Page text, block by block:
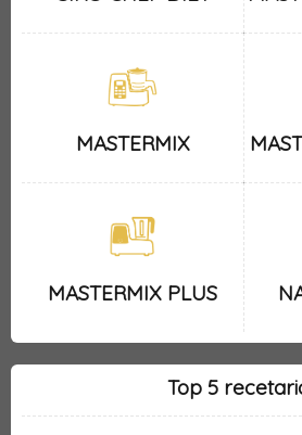
MASTERMIX
MASTERMIX PLUS
Top 5